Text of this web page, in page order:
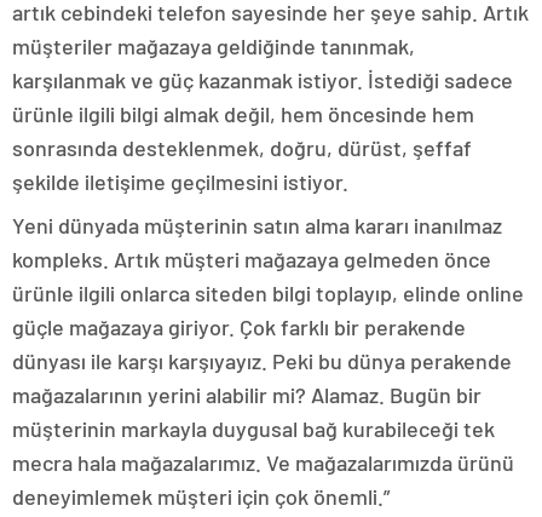
artık cebindeki telefon sayesinde her şeye sahip. Artık
müşteriler mağazaya geldiğinde tanınmak,
karşılanmak ve güç kazanmak istiyor. İstediği sadece
ürünle ilgili bilgi almak değil, hem öncesinde hem
sonrasında desteklenmek, doğru, dürüst, şeffaf
şekilde iletişime geçilmesini istiyor.
Yeni dünyada müşterinin satın alma kararı inanılmaz
kompleks. Artık müşteri mağazaya gelmeden önce
ürünle ilgili onlarca siteden bilgi toplayıp, elinde online
güçle mağazaya giriyor. Çok farklı bir perakende
dünyası ile karşı karşıyayız. Peki bu dünya perakende
mağazalarının yerini alabilir mi? Alamaz. Bugün bir
müşterinin markayla duygusal bağ kurabileceği tek
mecra hala mağazalarımız. Ve mağazalarımızda ürünü
deneyimlemek müşteri için çok önemli.”